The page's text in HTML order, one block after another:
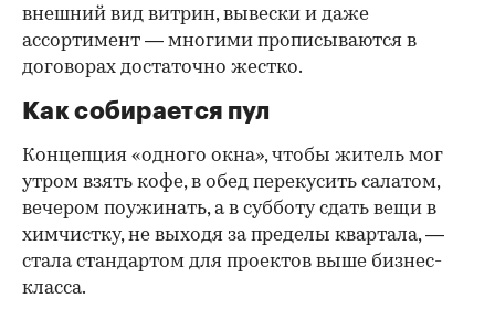
внешний вид витрин, вывески и даже
ассортимент — многими прописываются в
договорах достаточно жестко.
Как собирается пул
Концепция «одного окна», чтобы житель мог
утром взять кофе, в обед перекусить салатом,
вечером поужинать, а в субботу сдать вещи в
химчистку, не выходя за пределы квартала, —
стала стандартом для проектов выше бизнес-
класса.